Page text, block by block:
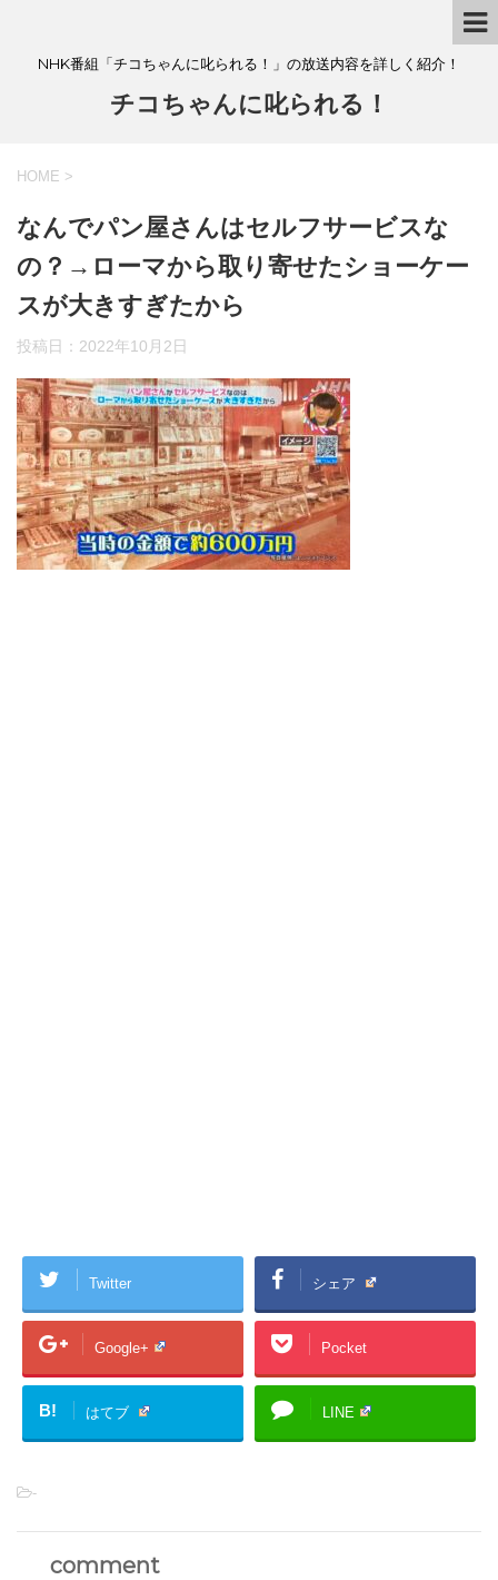
NHK番組「チコちゃんに叱られる！」の放送内容を詳しく紹介！
チコちゃんに叱られる！
HOME >
なんでパン屋さんはセルフサービスな
の？→ローマから取り寄せたショーケー
スが大きすぎたから
投稿日： 2022年10月2日
Twitter シェア
Google+ Pocket
B! はてブ LINE
-
comment